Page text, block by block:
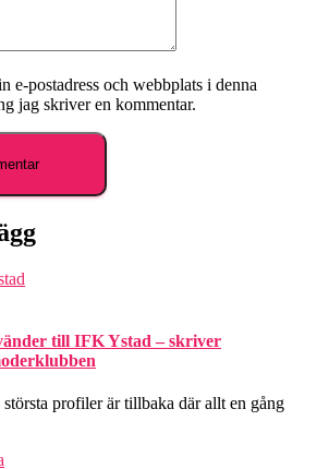
e-postadress och webbplats i denna
jag skriver en kommentar.
till IFK Ystad – skriver
profiler är tillbaka där allt en gång